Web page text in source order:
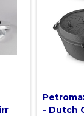
- Dutch